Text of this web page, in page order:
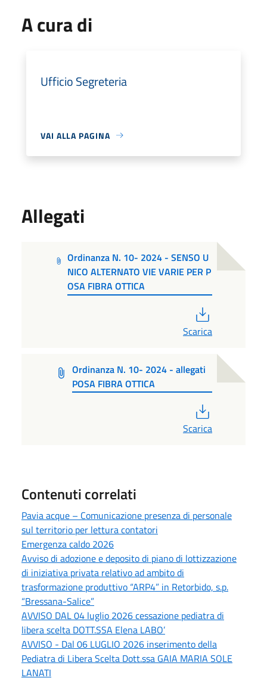
A cura di
Ufficio Segreteria
VAI ALLA PAGINA
Allegati
Ordinanza N. 10- 2024 - SENSO U
NICO ALTERNATO VIE VARIE PER P
OSA FIBRA OTTICA
Scarica
Ordinanza N. 10- 2024 - allegati
POSA FIBRA OTTICA
Scarica
Contenuti correlati
Pavia acque – Comunicazione presenza di personale
sul territorio per lettura contatori
Emergenza caldo 2026
Avviso di adozione e deposito di piano di lottizzazione
di iniziativa privata relativo ad ambito di
trasformazione produttivo “ARP4” in Retorbido, s.p.
“Bressana-Salice”
AVVISO DAL 04 luglio 2026 cessazione pediatra di
libera scelta DOTT.SSA Elena LABO’
AVVISO - Dal 06 LUGLIO 2026 inserimento della
Pediatra di Libera Scelta Dott.ssa GAIA MARIA SOLE
LANATI